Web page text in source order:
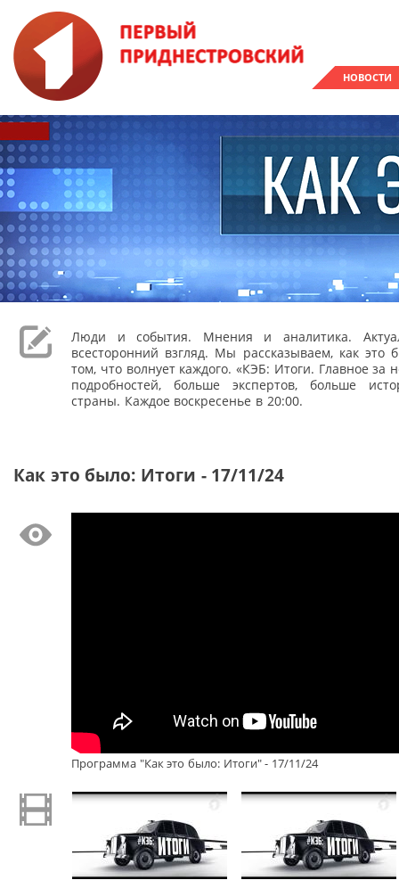
НОВОСТИ
Люди и события. Мнения и аналитика.
всесторонний взгляд. Мы рассказываем, как это
том, что волнует каждого. «КЭБ: Итоги. Главное за
подробностей, больше экспертов, больше
страны. Каждое воскресенье в 20:00.
Как это было: Итоги - 17/11/24
Программа "Как это было: Итоги" - 17/11/24